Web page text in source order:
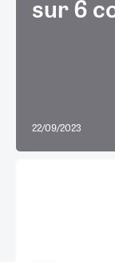
sur 6
22/09/2023